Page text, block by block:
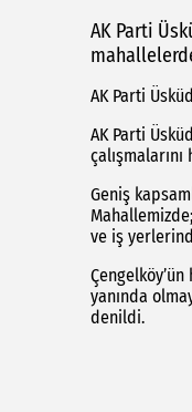
AK Parti
AK Parti
AK Parti
Geniş
ve iş
yanında
denildi.